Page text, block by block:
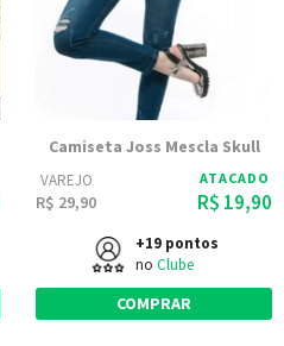
Camiseta Joss Mescla Skull
VAREJO
R$ 29,90
ATACADO
R$ 19,90
+19 pontos
no Clube
COMPRAR